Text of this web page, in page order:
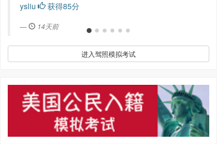
ysliu 获得85分
14天前
进入驾照模拟考试